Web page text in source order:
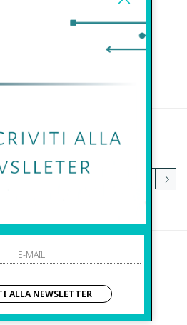
Siracusa
e promozioni.
Maestranza , 23
- Italia
ALLA NEWSLETTER